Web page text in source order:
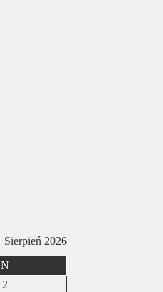
Sierpień 2026
N
2